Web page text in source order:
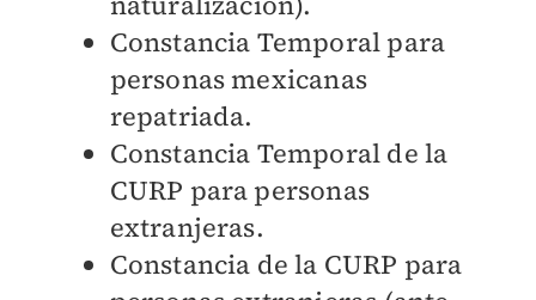
Constancia Temporal para
personas mexicanas
repatriada.
Constancia Temporal de la
CURP para personas
extranjeras.
Constancia de la CURP para